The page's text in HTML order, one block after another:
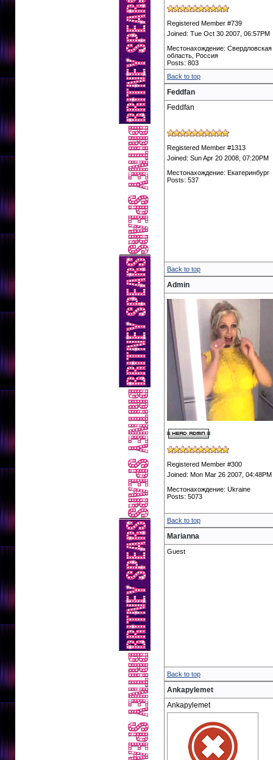
Registered Member #739
Joined: Tue Oct 30 2007, 06:57PM
Местонахождение: Свердловская
область, Россия
Posts: 803
Back to top
Feddfan
Feddfan
Registered Member #1313
Joined: Sun Apr 20 2008, 07:20PM
Местонахождение: Екатеринбург
Posts: 537
Back to top
Admin
Registered Member #300
Joined: Mon Mar 26 2007, 04:48PM
Местонахождение: Ukraine
Posts: 5073
Back to top
Marianna
Guest
Back to top
Ankapylemet
Ankapylemet